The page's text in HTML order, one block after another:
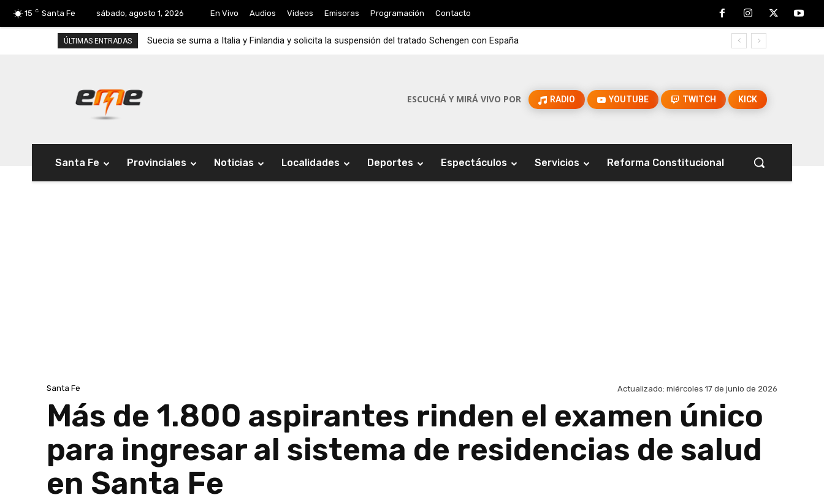
15 C Santa Fe sábado, agosto 1, 2026 En Vivo Audios Videos Emisoras Programación Contacto
ÚLTIMAS ENTRADAS Suecia se suma a Italia y Finlandia y solicita la suspensión del tratado Schengen con España
ESCUCHÁ Y MIRÁ VIVO POR RADIO YOUTUBE TWITCH KICK
Santa Fe Provinciales Noticias Localidades Deportes Espectáculos Servicios Reforma Constitucional
Santa Fe Actualizado: miércoles 17 de junio de 2026
Más de 1.800 aspirantes rinden el examen único
para ingresar al sistema de residencias de salud
en Santa Fe